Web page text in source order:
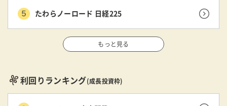
たわらノーロード 日経225
もっと見る
利回りランキング(成長投資枠)